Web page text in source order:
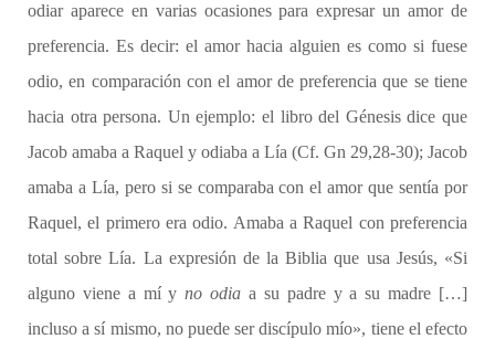
odiar aparece en varias ocasiones para expresar un amor de
preferencia. Es decir: el amor hacia alguien es como si fuese
odio, en comparación con el amor de preferencia que se tiene
hacia otra persona. Un ejemplo: el libro del Génesis dice que
Jacob amaba a Raquel y odiaba a Lía (Cf. Gn 29,28-30); Jacob
amaba a Lía, pero si se comparaba con el amor que sentía por
Raquel, el primero era odio. Amaba a Raquel con preferencia
total sobre Lía. La expresión de la Biblia que usa Jesús, «Si
alguno viene a mí yno odia a su padre y a su madre […]
incluso a sí mismo, no puede ser discípulo mío», tiene el efecto